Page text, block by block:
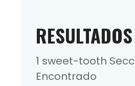
1 sweet-tooth
Encontrado